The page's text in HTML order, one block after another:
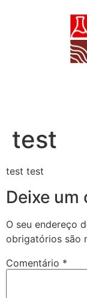
test
test test
Deixe
O seu endereço
obrigatórios são
Comentário *